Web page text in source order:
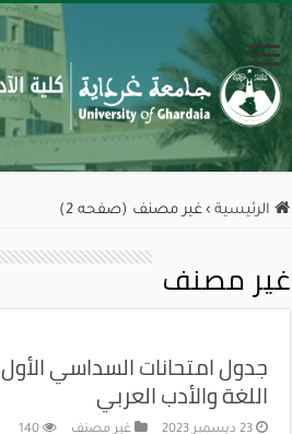
الرئيسية › غير مصنف (صفحه 2)
غير مصنف
جدول امتحانات السداسي
اللغة والأدب العربي
23 ديسمبر 2023 غير مصنف 140